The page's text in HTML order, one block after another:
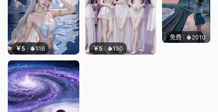
￥5 116 ￥5 150
免费 2010辰东